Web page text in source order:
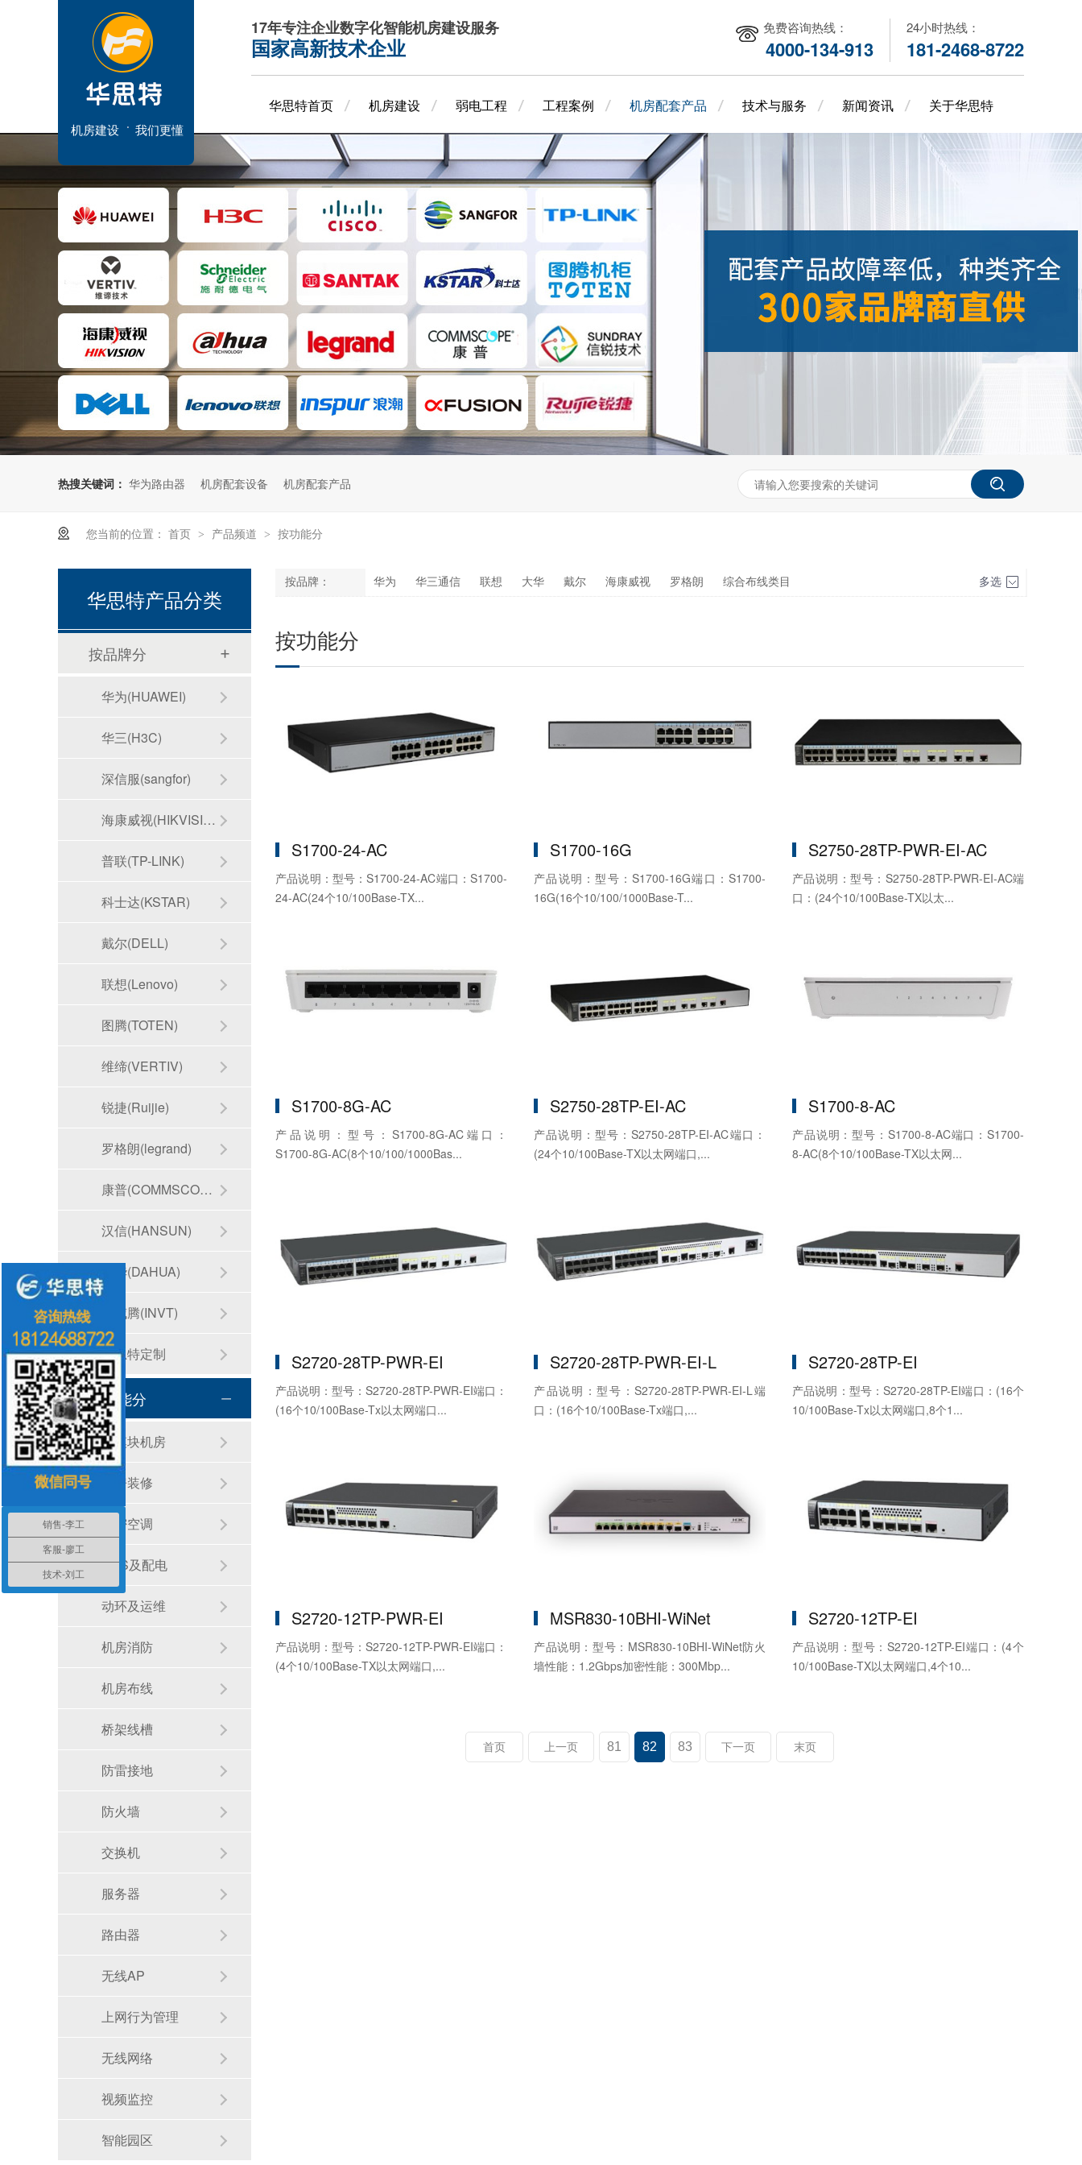
机房建设 我们更懂
17年专注企业数字化智能机房建设服务
国家高新技术企业
24小时热线：
181-2468-8722
免费咨询热线：
4000-134-913
华思特首页 机房建设 弱电工程 工程案例 机房配套产品 技术与服务 新闻资讯 关于华思特
热搜关键词： 华为路由器 机房配套设备 机房配套产品
您当前的位置： 首页 > 产品频道 > 按功能分
按品牌： 华为 华三通信 联想 大华 戴尔 海康威视 罗格朗 综合布线类目 多选
按功能分
S1700-24-AC
产品说明：型号：S1700-24-AC端口：S1700-
24-AC(24个10/100Base-TX...
S1700-16G
产品说明：型号：S1700-16G端口：S1700-
16G(16个10/100/1000Base-T...
S2750-28TP-PWR-EI-AC
产品说明：型号：S2750-28TP-PWR-EI-AC端
口：(24个10/100Base-TX以太...
S1700-8G-AC
产品说明：型号：S1700-8G-AC端口：
S1700-8G-AC(8个10/100/1000Bas...
S2750-28TP-EI-AC
产品说明：型号：S2750-28TP-EI-AC端口：
(24个10/100Base-TX以太网端口,...
S1700-8-AC
产品说明：型号：S1700-8-AC端口：S1700-
8-AC(8个10/100Base-TX以太网...
S2720-28TP-PWR-EI
产品说明：型号：S2720-28TP-PWR-EI端口：
(16个10/100Base-Tx以太网端口...
S2720-28TP-PWR-EI-L
产品说明：型号：S2720-28TP-PWR-EI-L端
口：(16个10/100Base-Tx端口,...
S2720-28TP-EI
产品说明：型号：S2720-28TP-EI端口：(16个
10/100Base-Tx以太网端口,8个1...
S2720-12TP-PWR-EI
产品说明：型号：S2720-12TP-PWR-EI端口：
(4个10/100Base-TX以太网端口,...
MSR830-10BHI-WiNet
产品说明：型号：MSR830-10BHI-WiNet防火
墙性能：1.2Gbps加密性能：300Mbp...
S2720-12TP-EI
产品说明：型号：S2720-12TP-EI端口：(4个
10/100Base-TX以太网端口,4个10...
首页 上一页 81 82 83 下一页 末页
华思特产品分类
按品牌分
华为(HUAWEI)
华三(H3C)
深信服(sangfor)
海康威视(HIKVISION)
普联(TP-LINK)
科士达(KSTAR)
戴尔(DELL)
联想(Lenovo)
图腾(TOTEN)
维缔(VERTIV)
锐捷(Ruijie)
罗格朗(legrand)
康普(COMMSCOPE)
汉信(HANSUN)
大华(DAHUA)
英威腾(INVT)
华思特定制
按功能分
微模块机房
机房装修
精密空调
UPS及配电
动环及运维
机房消防
机房布线
桥架线槽
防雷接地
防火墙
交换机
服务器
路由器
无线AP
上网行为管理
无线网络
视频监控
智能园区
销售-李工
客服-廖工
技术-刘工